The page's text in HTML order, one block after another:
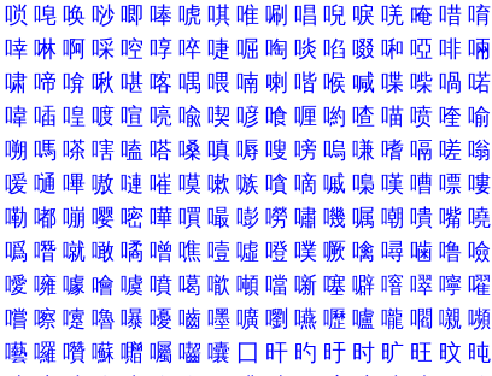
唢 唣 唤 唦 唧 唪 唬 唭 唯 唰 唱 唲 唳 唴 唵 唶 唷
啈 啉 啊 啋 啌 啍 啐 啑 啒 啕 啖 啗 啜 啝 啞 啡 啢
啸 啼 啽 啾 啿 喀 喁 喂 喃 喇 喈 喉 喊 喋 喍 喎 喏
喡 喢 喤 喥 喧 喨 喩 喫 喭 喰 喱 喲 喳 喵 喷 喹 喻
嗍 嗎 嗏 嗐 嗑 嗒 嗓 嗔 嗕 嗖 嗙 嗚 嗛 嗜 嗝 嗟 嗡
嗳 嗵 嗶 嗷 嗹 嗺 嗼 嗽 嗾 嗿 嘀 嘁 嘄 嘆 嘈 嘌 嘍
嘞 嘟 嘣 嘤 嘧 嘩 嘪 嘬 嘭 嘮 嘯 嘰 嘱 嘲 嘳 嘴 嘵
噅 噆 噈 噉 噊 噌 噍 噎 噓 噔 噗 噘 噙 噚 噛 噜 噞
噯 噰 噱噲 噳 噴 噶 噷 噸 噹 噺 噻 噼 噾 噿 嚀 嚁
嚐 嚓 嚔 嚕 嚗 嚘 嚙 嚜 嚝 嚠 嚥 嚦 嚧 嚨 嚪 嚫 嚬
囈 囉 囋 囌 囎 囑 囓 囔 囗 旰 旳 旴 时 旷 旺 旼 旽